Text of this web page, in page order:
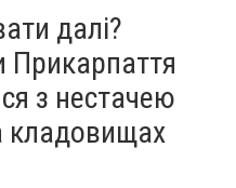
далі?
Прикарпаття
з нестачею
кладовищах